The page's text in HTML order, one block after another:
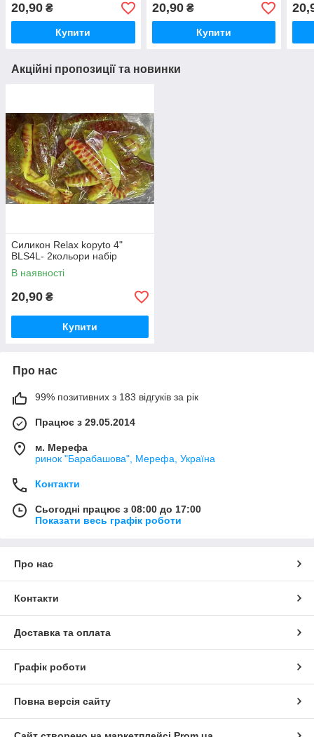
20,90 ₴
Купити
20,90₴
Купити
Акційні пропозиції та новинки
Силикон Relax kopyto 4"
BLS4L- 2кольори набір
В наявності
20,90 ₴
Купити
Про нас
99% позитивних з 183 відгуків за рік
Працює з 29.05.2014
м. Мерефа
ринок "Барабашова", Мерефа, Україна
Контакти
Сьогодні працює з 08:00 до 17:00
Показати весь графік роботи
Про нас
Контакти
Доставка та оплата
Графік роботи
Повна версія сайту